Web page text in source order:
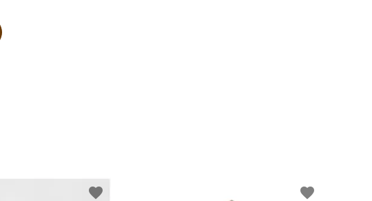
favorite favorite